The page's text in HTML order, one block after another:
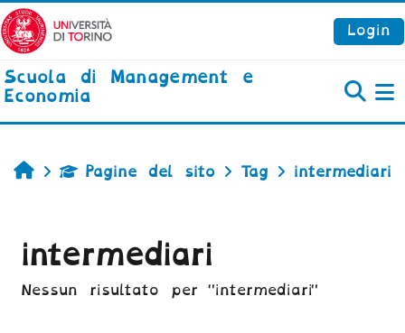
Vai al contenuto principale
Login
Scuola di Management e
Economia
HomePagine del sito Tag intermediari
intermediari
Nessun risultato per "intermediari"